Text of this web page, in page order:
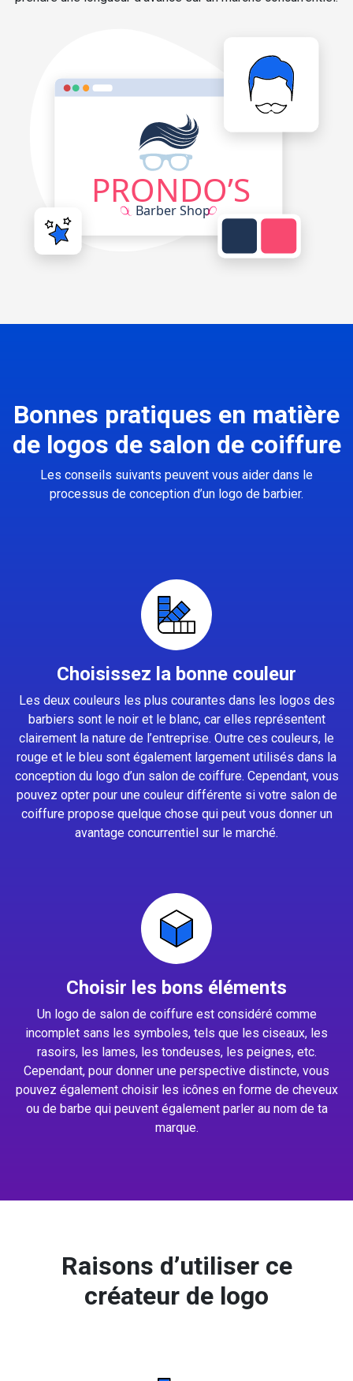
Bonnes pratiques en matière
de logos de salon de coiffure
Les conseils suivants peuvent vous aider dans le
processus de conception d’un logo de barbier.
Choisissez la bonne couleur
Les deux couleurs les plus courantes dans les logos des
barbiers sont le noir et le blanc, car elles représentent
clairement la nature de l’entreprise. Outre ces couleurs, le
rouge et le bleu sont également largement utilisés dans la
conception du logo d’un salon de coiffure. Cependant, vous
pouvez opter pour une couleur différente si votre salon de
coiffure propose quelque chose qui peut vous donner un
avantage concurrentiel sur le marché.
Choisir les bons éléments
Un logo de salon de coiffure est considéré comme
incomplet sans les symboles, tels que les ciseaux, les
rasoirs, les lames, les tondeuses, les peignes, etc.
Cependant, pour donner une perspective distincte, vous
pouvez également choisir les icônes en forme de cheveux
ou de barbe qui peuvent également parler au nom de ta
marque.
Raisons d’utiliser ce
créateur de logo